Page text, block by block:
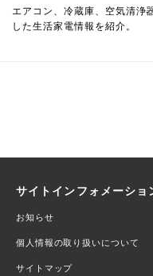
エアコン、冷蔵庫、空気清浄
した生活家電情報を紹介。
サイトインフォメーショ
お知らせ
個人情報の取り扱いについて
サイトマップ